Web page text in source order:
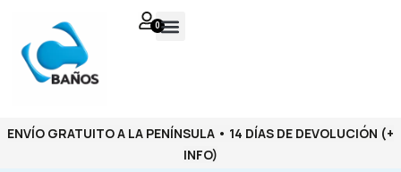
0
ENVÍO GRATUITO A LA PENÍNSULA • 14 DÍAS DE DEVOLUCIÓN (+
INFO)